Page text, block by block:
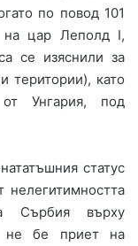
по повод 101
на цар Леполд І,
се изяснили за
територии), като
Унгария, под
статус
Сърбия върху
не бе приет на